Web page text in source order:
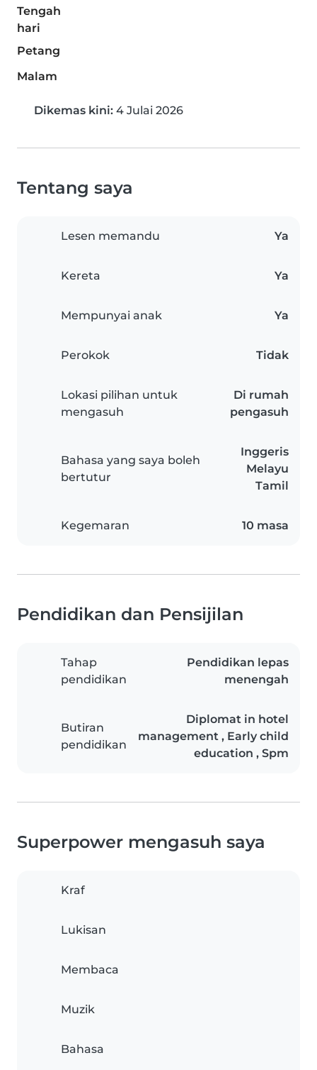
Tengah
hari
Petang
Malam
Dikemas kini: 4 Julai 2026
Tentang saya
Lesen memandu Ya
Kereta Ya
Mempunyai anak Ya
Perokok Tidak
Lokasi pilihan untuk
mengasuh
Di rumah
pengasuh
Bahasa yang saya boleh
bertutur
Inggeris
Melayu
Tamil
Kegemaran 10 masa
Pendidikan dan Pensijilan
Tahap
pendidikan
Pendidikan lepas
menengah
Butiran
pendidikan
Diplomat in hotel
management , Early child
education , Spm
Superpower mengasuh saya
Kraf
Lukisan
Membaca
Muzik
Bahasa